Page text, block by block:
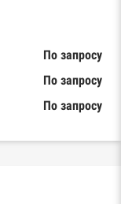
По запросу
По запросу
По запросу